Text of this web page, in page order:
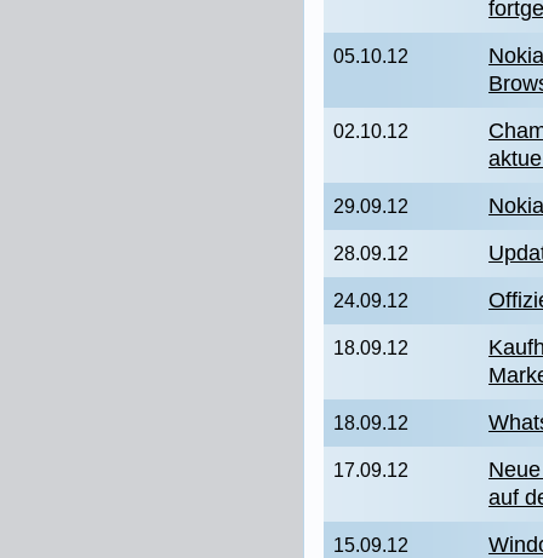
05.10.12
02.10.12
29.09.12
28.09.12
24.09.12
18.09.12
18.09.12
17.09.12
auf
15.09.12